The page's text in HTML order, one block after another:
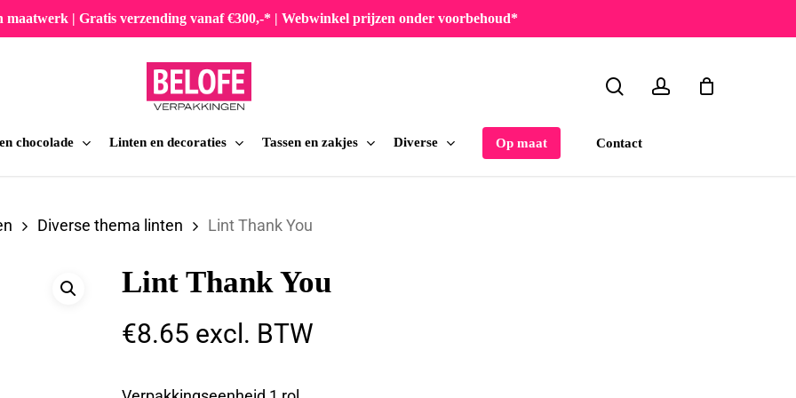
maatwerk | Gratis verzending vanaf €300,-* | Webwinkel prijzen onder voorbehoud*
chocolade Linten en decoraties Tassen en zakjes Diverse Op maat Contact
Diverse thema linten Lint Thank You
Lint Thank You
€8.65 excl. BTW